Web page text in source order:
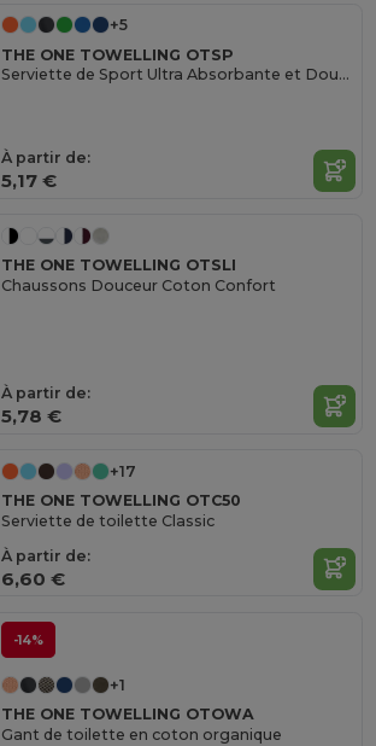
+5
THE ONE TOWELLING OTSP
Serviette de Sport Ultra Absorbante et Douceur Durable
À partir de:
5,17 €
THE ONE TOWELLING OTSLI
Chaussons Douceur Coton Confort
À partir de:
5,78 €
+17
THE ONE TOWELLING OTC50
Serviette de toilette Classic
À partir de:
6,60 €
-14%
+1
THE ONE TOWELLING OTOWA
Gant de toilette en coton organique